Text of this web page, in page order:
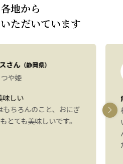
地から
ただいています
さん（静岡県）
や姫
味しい
ちろんのこと、おにぎ
とても美味しいです。